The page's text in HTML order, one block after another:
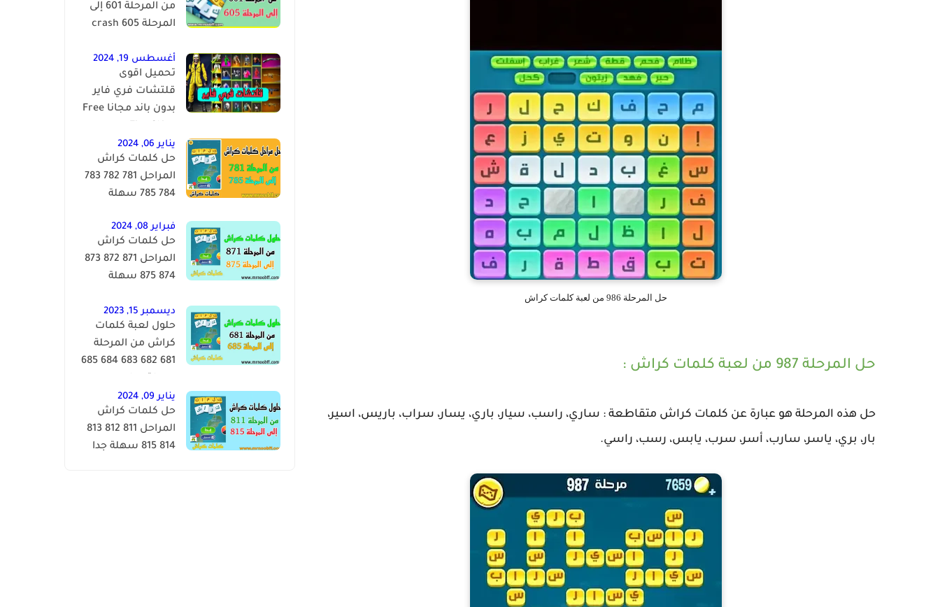
حل المرحلة 986 من لعبة كلمات كراش
حل المرحلة 987 من لعبة كلمات كراش :
حل هذه المرحلة هو عبارة عن كلمات كراش متقاطعة : ساري، راسب، سيار، باري، يسار، سراب، باريس، اسير،
بار، بري، ياسر، سارب، أسر، سرب، يابس، رسب، راسي.
من المرحلة 601 إلى
المرحلة 605 crash
أغسطس 19, 2024
تحميل اقوى
قلتشات فري فاير
بدون باند مجانا Free
يناير 06, 2024
حل كلمات كراش
المراحل 781 782 783
784 785 سهلة
فبراير 08, 2024
حل كلمات كراش
المراحل 871 872 873
874 875 سهلة
ديسمبر 15, 2023
حلول لعبة كلمات
كراش من المرحلة
681 682 683 684 685
يناير 09, 2024
حل كلمات كراش
المراحل 811 812 813
814 815 سهلة جدا